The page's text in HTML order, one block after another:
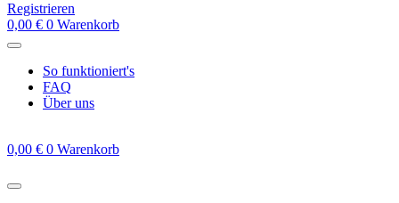
Registrieren
0,00 € 0 Warenkorb
So funktioniert's
FAQ
Über uns
0,00 € 0 Warenkorb